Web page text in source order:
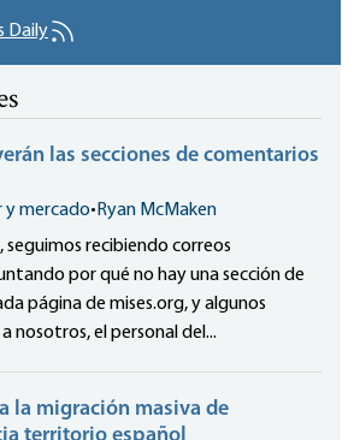
Daily
las secciones de comentarios
y mercado• Ryan McMaken
seguimos recibiendo correos
por qué no hay una sección de
página de mises.org, y algunos
nosotros, el personal del...
la migración masiva de